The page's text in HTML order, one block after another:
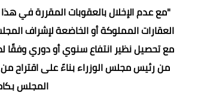
"مع عدم الإخلال بالعقوبات المقررة في هذا
العقارات المملوكة أو الخاضعة لإشراف
مع تحصيل نظير انتفاع سنوي أو دوري وفقًا
من رئيس مجلس الوزراء بناءً على اقتراح
المجلس